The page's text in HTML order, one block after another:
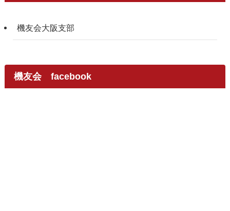
機友会大阪支部
機友会 facebook